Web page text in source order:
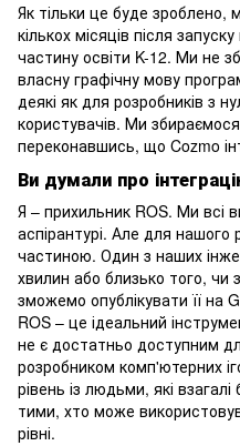
Як тільки це буде
кількох місяців після
частину освіти K-12. Ми не
власну графічну мову
деякі як для розробників з
користувачів. Ми
переконавшись, що Cozmo
Ви думали про
Я – прихильник ROS. Ми всі
аспірантурі. Але для
частиною. Один з наших
хвилин або близько того,
зможемо опублікувати її на
ROS – це ідеальний
не є достатньо доступним
розробником комп'ютерних
рівень із людьми, які
тими, хто може
рівні.